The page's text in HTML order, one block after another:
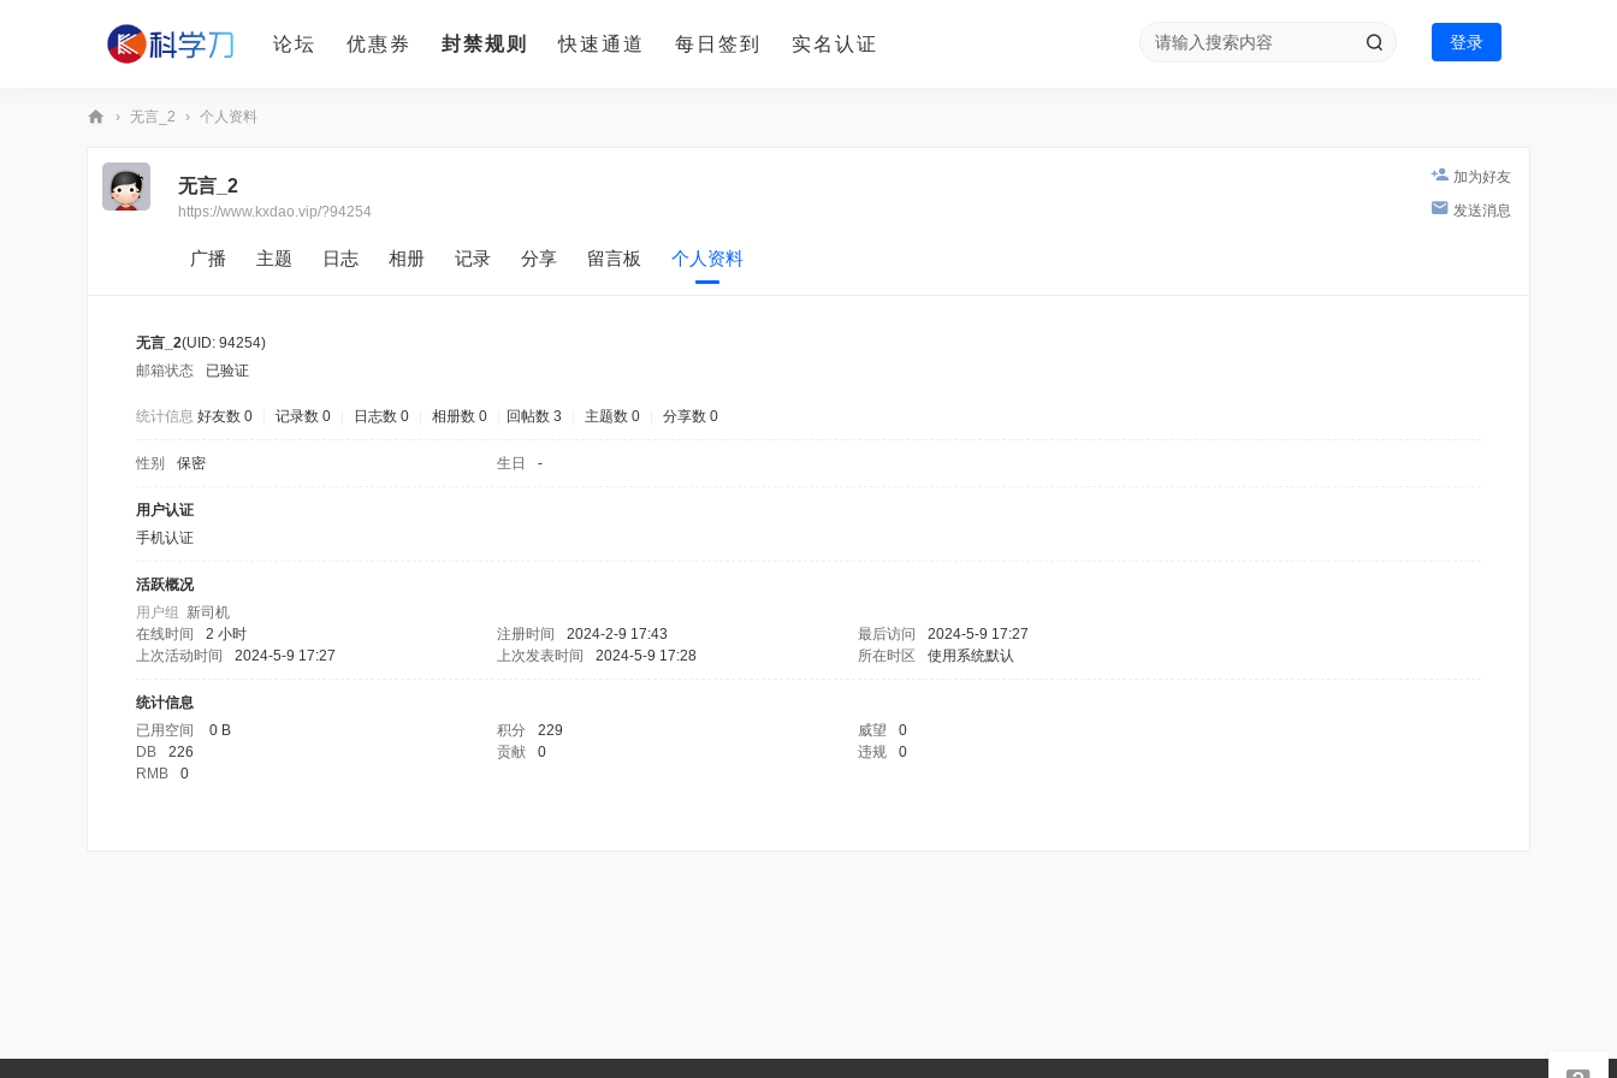
论坛 优惠券 封禁规则 快速通道 每日签到 实名认证 登录
› 无言_2 › 个人资料
加为好友
发送消息
无言_2
https://www.kxdao.vip/?94254
广播 主题 日志 相册 记录 分享 留言板 个人资料
无言_2(UID: 94254)
邮箱状态
已验证
统计信息 好友数 0 记录数 0 日志数 0 相册数 0 回帖数 3 主题数 0 分享数 0
性别 保密 生日 -
用户认证
手机认证
活跃概况
用户组 新司机
在线时间
2 小时 注册时间 2024-2-9 17:43 最后访问
2024-5-9 17:27
上次活动时间
2024-5-9 17:27 上次发表时间 2024-5-9 17:28 所在时区 使用系统默认
统计信息
已用空间
0 B 积分 229 威望
0
DB
226 贡献 0 违规
0
RMB
0